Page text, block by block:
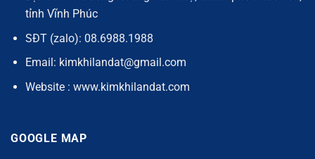
tỉnh Vĩnh Phúc
SĐT (zalo): 08.6988.1988
Email: kimkhilandat@gmail.com
Website : www.kimkhilandat.com
GOOGLE MAP